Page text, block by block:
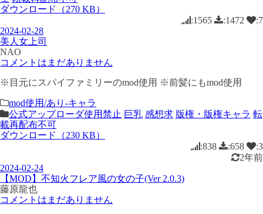
ダウンロード（270 KB）
:1565
:1472
:7
2024-02-28
美人女上司
NAO
コメントはまだありません
※目元にスパイファミリーのmod使用 ※前髪にもmod使用
mod使用/あり-キャラ
公式アップローダ使用禁止 巨乳 感想求 版権・版権キャラ 転
載再配布不可
ダウンロード（230 KB）
:838
:658
:3
2年前
2024-02-24
【MOD】不知火フレア風の女の子(Ver 2.0.3)
藤原龍也
コメントはまだありません